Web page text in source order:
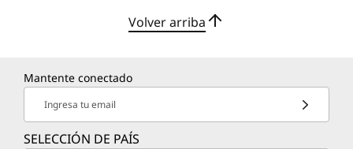
Volver arriba
Mantente conectado
Ingresa tu email
SELECCIÓN DE PAÍS